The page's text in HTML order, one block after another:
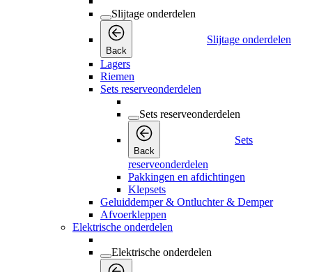
Slijtage onderdelen
Back
Slijtage onderdelen
Lagers
Riemen
Sets reserveonderdelen
Sets reserveonderdelen
Back
Sets
reserveonderdelen
Pakkingen en afdichtingen
Klepsets
Geluiddemper & Ontluchter & Demper
Afvoerkleppen
Elektrische onderdelen
Elektrische onderdelen